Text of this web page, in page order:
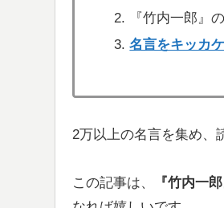
『竹内一郎』
名言をキッカ
2万以上の名言を集め、
この記事は、 『竹内一